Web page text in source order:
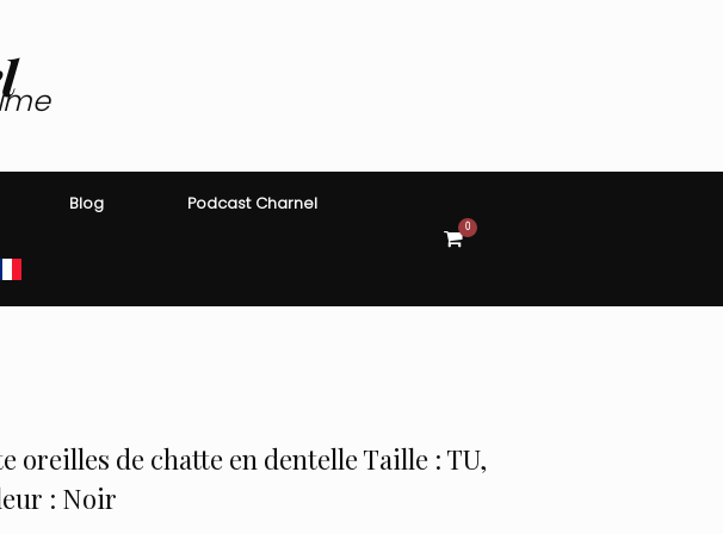
Blog Podcast Charnel
View
shopping
0
oreilles de chatte en dentelle Taille : TU,
: Noir